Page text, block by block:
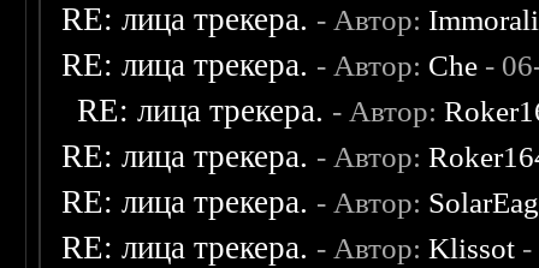
RE: лица трекера. - Автор:
RE: лица трекера. - Автор: Che -
RE: лица трекера. - Автор:
RE: лица трекера. - Автор:
RE: лица трекера. - Автор:
RE: лица трекера. - Автор:Klissot -